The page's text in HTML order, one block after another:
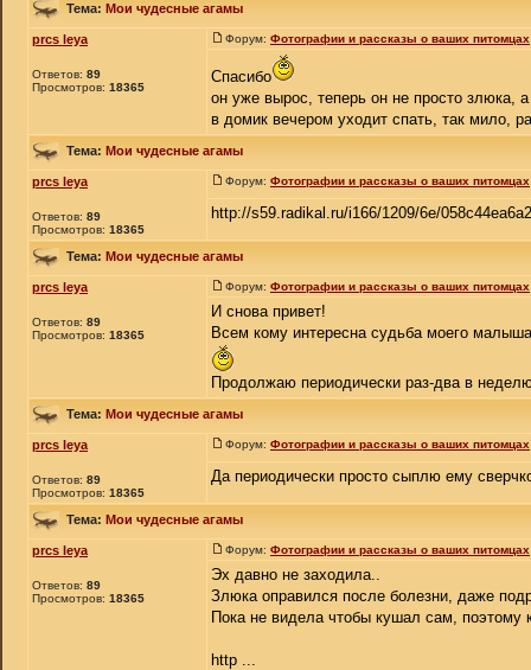
Тема: Мои чудесные агамы
prcs leya
Ответов: 89
Просмотров: 18365
Форум: Фотографии и рассказы о ваших питомцах
Спасибо
он уже вырос, теперь он не просто злюка,
в домик вечером уходит спать, так мило,
Тема: Мои чудесные агамы
prcs leya
Ответов: 89
Просмотров: 18365
Форум: Фотографии и рассказы о ваших питомцах
http://s59.radikal.ru/i166/1209/6e/
Тема: Мои чудесные агамы
prcs leya
Ответов: 89
Просмотров: 18365
Форум: Фотографии и рассказы о ваших питомцах
И снова привет!
Всем кому интересна судьба моего
Продолжаю периодически раз-два в
Тема: Мои чудесные агамы
prcs leya
Ответов: 89
Просмотров: 18365
Форум: Фотографии и рассказы о ваших питомцах
Да периодически просто сыплю ему
Тема: Мои чудесные агамы
prcs leya
Ответов: 89
Просмотров: 18365
Форум: Фотографии и рассказы о ваших питомцах
Эх давно не заходила..
Злюка оправился после болезни, даже
Пока не видела чтобы кушал сам,
http ...